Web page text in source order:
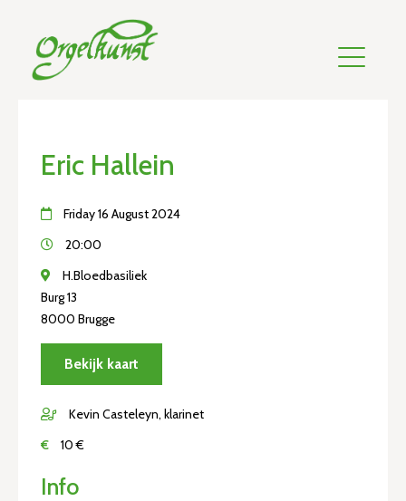
Eric Hallein
Friday 16 August 2024
20:00
H.Bloedbasiliek
Burg 13
8000 Brugge
Bekijk kaart
Kevin Casteleyn, klarinet
€
10 €
Info